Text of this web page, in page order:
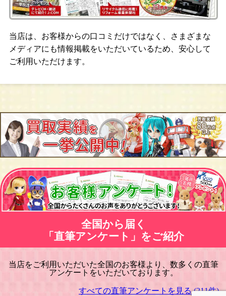
当店は、お客様からの口コミだけではなく、さまざまな
メディアにも情報掲載をいただいているため、安心して
ご利用いただけます。
全国から届く
「直筆アンケート」をご紹介
当店をご利用いただいた全国のお客様より、数多くの直筆
アンケートをいただいております。
すべての直筆アンケートを見る (211件)